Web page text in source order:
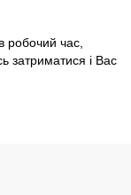
робочий час,
затриматися і Вас